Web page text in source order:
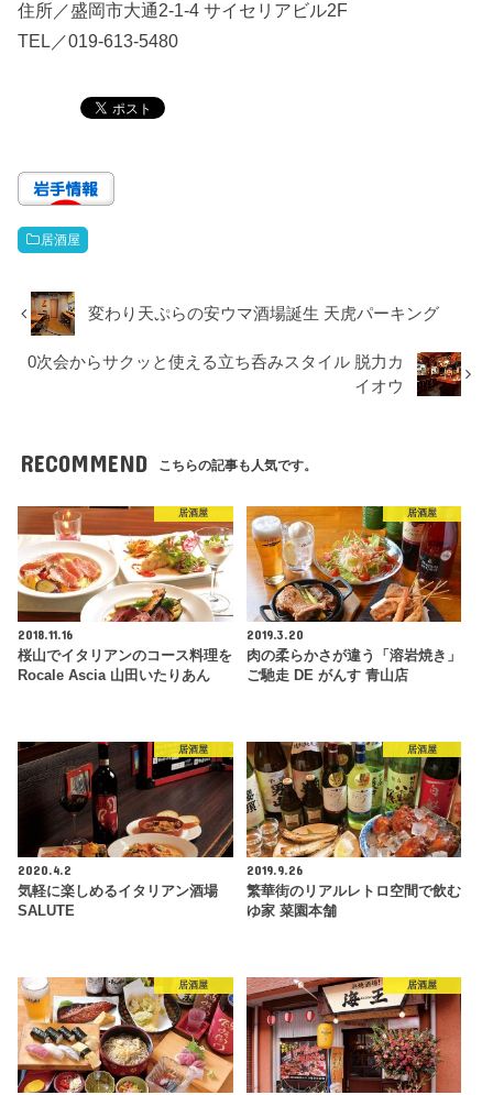
住所／盛岡市大通2-1-4 サイセリアビル2F
TEL／019-613-5480
居酒屋
変わり天ぷらの安ウマ酒場誕生 天虎パーキング
0次会からサクッと使える立ち呑みスタイル 脱力カ
イオウ
RECOMMEND こちらの記事も人気です。
居酒屋
2018.11.16
桜山でイタリアンのコース料理を
Rocale Ascia 山田いたりあん
居酒屋
2019.3.20
肉の柔らかさが違う「溶岩焼き」
ご馳走 DE がんす 青山店
居酒屋
2020.4.2
気軽に楽しめるイタリアン酒場
SALUTE
居酒屋
2019.9.26
繁華街のリアルレトロ空間で飲む
ゆ家 菜園本舗
居酒屋 居酒屋